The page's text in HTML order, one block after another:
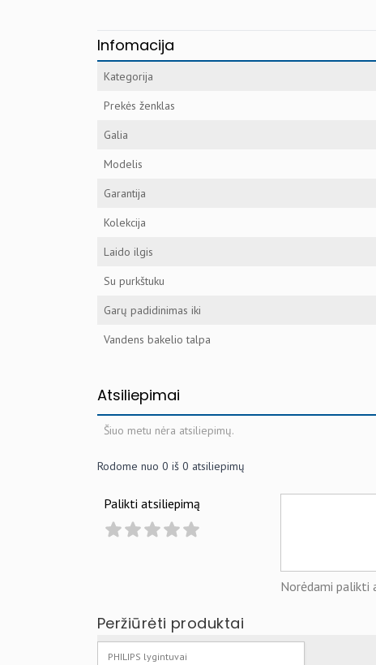
Infomacija
Kategorija
Prekės ženklas
Galia
Modelis
Garantija
Kolekcija
Laido ilgis
Su purkštuku
Garų padidinimas iki
Vandens bakelio talpa
Atsiliepimai
Šiuo metu nėra atsiliepimų.
Rodome nuo 0 iš 0 atsiliepimų
Palikti atsiliepimą
Norėdami palikti
Peržiūrėti produktai
PHILIPS lygintuvai